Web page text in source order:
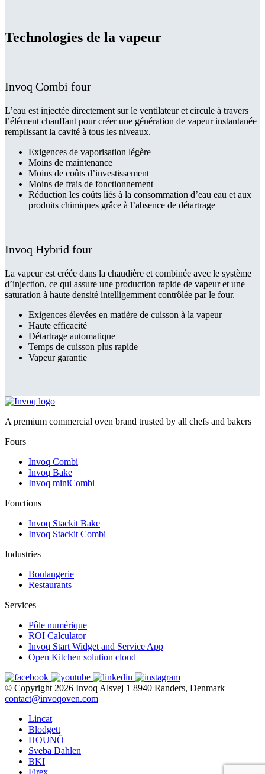
Technologies de la vapeur
Invoq Combi four
L’eau est injectée directement sur le ventilateur et circule à travers
l’élément chauffant pour créer une génération de vapeur instantanée
remplissant la cavité à tous les niveaux.
Exigences de vaporisation légère
Moins de maintenance
Moins de coûts d’investissement
Moins de frais de fonctionnement
Réduction les coûts liés à la consommation d’eau eau et aux
produits chimiques grâce à l’absence de détartrage
Invoq Hybrid four
La vapeur est créée dans la chaudière et combinée avec le système
d’injection, ce qui assure une production rapide de vapeur et une
saturation à haute densité intelligemment contrôlée par le four.
Exigences élevées en matière de cuisson à la vapeur
Haute efficacité
Détartrage automatique
Temps de cuisson plus rapide
Vapeur garantie
A premium commercial oven brand trusted by all chefs and bakers
Fours
Invoq Combi
Invoq Bake
Invoq miniCombi
Fonctions
Invoq Stackit Bake
Invoq Stackit Combi
Industries
Boulangerie
Restaurants
Services
Pôle numérique
ROI Calculator
Invoq Start Widget and Service App
Open Kitchen solution cloud
© Copyright 2026 Invoq Alsvej 1 8940 Randers, Denmark
contact@invoqoven.com
Lincat
Blodgett
HOUNÖ
Sveba Dahlen
BKI
Firex